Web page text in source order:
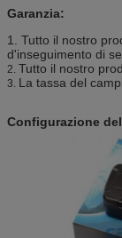
Garanzia:
1. Tutto il nostro
d'inseguimento di
2. Tutto il nostro
3. La tassa del
Configurazione